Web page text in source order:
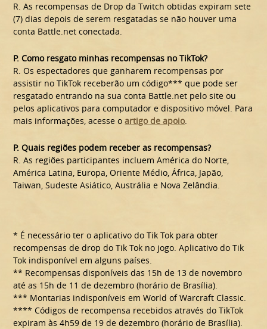
R. As recompensas de Drop da Twitch obtidas expiram sete
(7) dias depois de serem resgatadas se não houver uma
conta Battle.net conectada.
P. Como resgato minhas recompensas no TikTok?
R. Os espectadores que ganharem recompensas por
assistir no TikTok receberão um código*** que pode ser
resgatado entrando na sua conta Battle.net pelo site ou
pelos aplicativos para computador e dispositivo móvel. Para
mais informações, acesse oartigo de apoio.
P. Quais regiões podem receber as recompensas?
R. As regiões participantes incluem América do Norte,
América Latina, Europa, Oriente Médio, África, Japão,
Taiwan, Sudeste Asiático, Austrália e Nova Zelândia.
* É necessário ter o aplicativo do Tik Tok para obter
recompensas de drop do Tik Tok no jogo. Aplicativo do Tik
Tok indisponível em alguns países.
** Recompensas disponíveis das 15h de 13 de novembro
até as 15h de 11 de dezembro (horário de Brasília).
*** Montarias indisponíveis em World of Warcraft Classic.
**** Códigos de recompensa recebidos através do TikTok
expiram às 4h59 de 19 de dezembro (horário de Brasília).